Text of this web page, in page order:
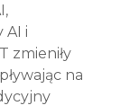
AI i
zmieniły
na